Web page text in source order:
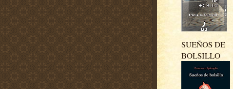
SUEÑOS DE
BOLSILLO